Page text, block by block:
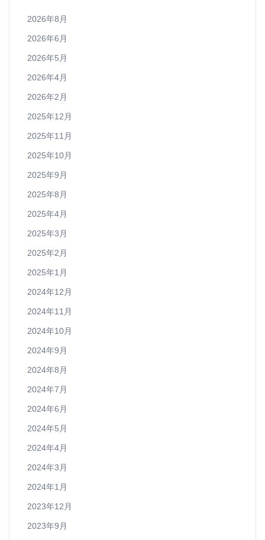
2026年8月
2026年6月
2026年5月
2026年4月
2026年2月
2025年12月
2025年11月
2025年10月
2025年9月
2025年8月
2025年4月
2025年3月
2025年2月
2025年1月
2024年12月
2024年11月
2024年10月
2024年9月
2024年8月
2024年7月
2024年6月
2024年5月
2024年4月
2024年3月
2024年1月
2023年12月
2023年9月